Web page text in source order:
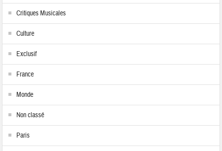
Critiques Musicales
Culture
Exclusif
France
Monde
Non classé
Paris